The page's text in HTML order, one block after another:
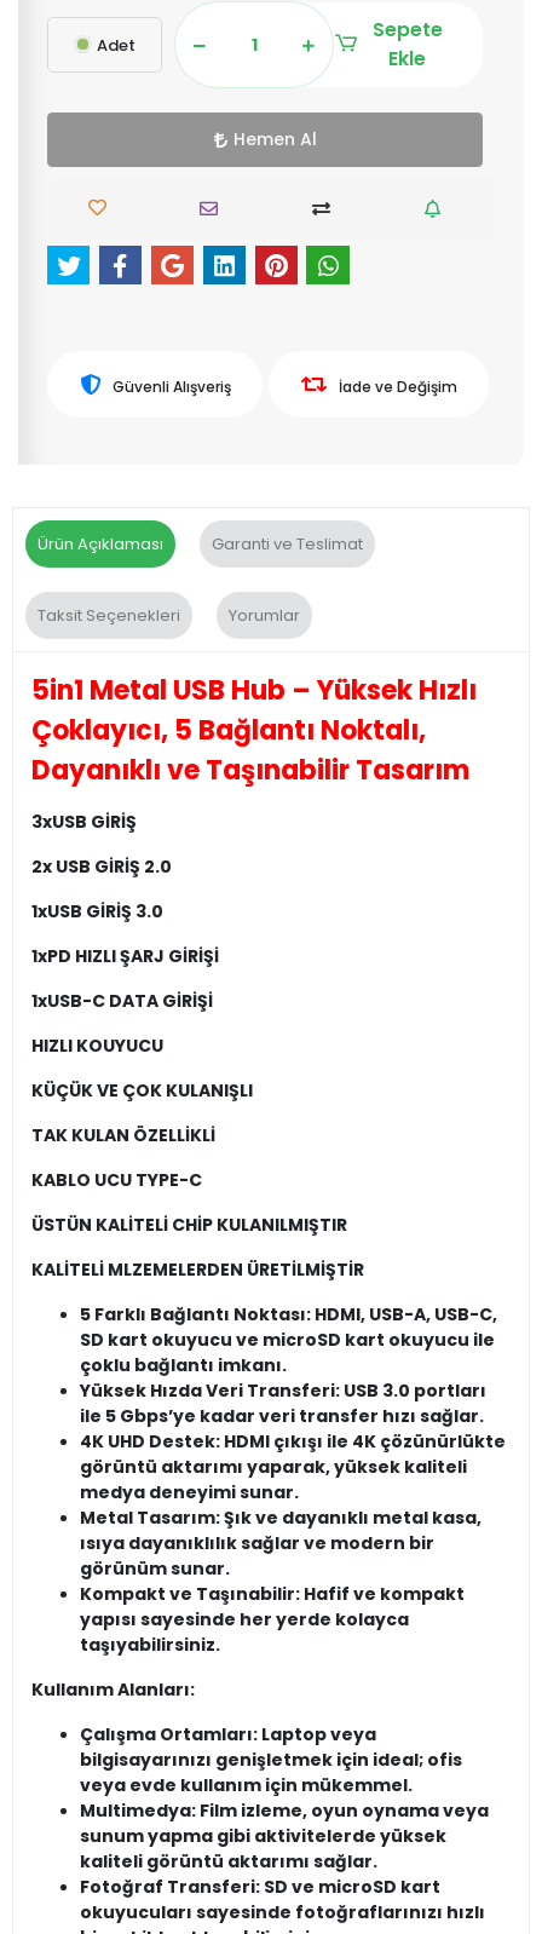
Adet
Sepete
Ekle
Hemen Al
Güvenli Alışveriş İade ve Değişim
Ürün Açıklaması Garanti ve Teslimat
Taksit Seçenekleri Yorumlar
5in1 Metal USB Hub – Yüksek Hızlı
Çoklayıcı, 5 Bağlantı Noktalı,
Dayanıklı ve Taşınabilir Tasarım
3xUSB GİRİŞ
2x USB GİRİŞ 2.0
1xUSB GİRİŞ 3.0
1xPD HIZLI ŞARJ GİRİŞİ
1xUSB-C DATA GİRİŞİ
HIZLI KOUYUCU
KÜÇÜK VE ÇOK KULANIŞLI
TAK KULAN ÖZELLİKLİ
KABLO UCU TYPE-C
ÜSTÜN KALİTELİ CHİP KULANILMIŞTIR
KALİTELİ MLZEMELERDEN ÜRETİLMİŞTİR
5 Farklı Bağlantı Noktası: HDMI, USB-A, USB-C,
SD kart okuyucu ve microSD kart okuyucu ile
çoklu bağlantı imkanı.
Yüksek Hızda Veri Transferi: USB 3.0 portları
ile 5 Gbps’ye kadar veri transfer hızı sağlar.
4K UHD Destek: HDMI çıkışı ile 4K çözünürlükte
görüntü aktarımı yaparak, yüksek kaliteli
medya deneyimi sunar.
Metal Tasarım: Şık ve dayanıklı metal kasa,
ısıya dayanıklılık sağlar ve modern bir
görünüm sunar.
Kompakt ve Taşınabilir: Hafif ve kompakt
yapısı sayesinde her yerde kolayca
taşıyabilirsiniz.
Kullanım Alanları:
Çalışma Ortamları: Laptop veya
bilgisayarınızı genişletmek için ideal; ofis
veya evde kullanım için mükemmel.
Multimedya: Film izleme, oyun oynama veya
sunum yapma gibi aktivitelerde yüksek
kaliteli görüntü aktarımı sağlar.
Fotoğraf Transferi: SD ve microSD kart
okuyucuları sayesinde fotoğraflarınızı hızlı